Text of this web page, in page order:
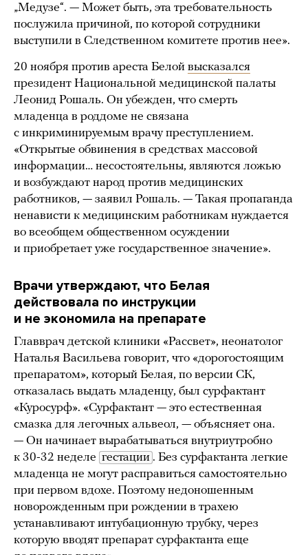
„Медузе“. — Может быть, эта требовательность
послужила причиной, по которой сотрудники
выступили в Следственном комитете против нее».
20 ноября против ареста Белой высказался
президент Национальной медицинской палаты
Леонид Рошаль. Он убежден, что смерть
младенца в роддоме не связана
с инкриминируемым врачу преступлением.
«Открытые обвинения в средствах массовой
информации… несостоятельны, являются ложью
и возбуждают народ против медицинских
работников, — заявил Рошаль. — Такая пропаганда
ненависти к медицинским работникам нуждается
во всеобщем общественном осуждении
и приобретает уже государственное значение».
Врачи утверждают, что Белая
действовала по инструкции
и не экономила на препарате
Главврач детской клиники «Рассвет», неонатолог
Наталья Васильева говорит, что «дорогостоящим
препаратом», который Белая, по версии СК,
отказалась выдать младенцу, был сурфактант
«Куросурф». «Сурфактант — это естественная
смазка для легочных альвеол, — объясняет она.
— Он начинает вырабатываться внутриутробно
к 30-32 неделе гестации . Без сурфактанта легкие
младенца не могут расправиться самостоятельно
при первом вдохе. Поэтому недоношенным
новорожденным при рождении в трахею
устанавливают интубационную трубку, через
которую вводят препарат сурфактанта еще